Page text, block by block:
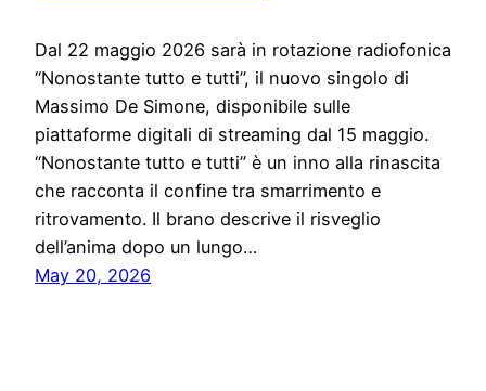
Dal 22 maggio 2026 sarà in rotazione radiofonica
“Nonostante tutto e tutti”, il nuovo singolo di
Massimo De Simone, disponibile sulle
piattaforme digitali di streaming dal 15 maggio.
“Nonostante tutto e tutti” è un inno alla rinascita
che racconta il confine tra smarrimento e
ritrovamento. Il brano descrive il risveglio
dell’anima dopo un lungo…
May 20, 2026